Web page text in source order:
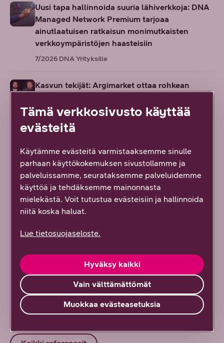
Uusi tapa hallinnoida suuria lähiverkkoja: DNA
Managed Network Premium tarjoaa
ainutlaatuisen ratkaisun monimutkaisten
verkkoympäristöjen haasteisiin
7/2026 DNA Yrityksille
Kasvun tekijät: Argimarket ottaa rohkean
7/2026DNA Yrityksille
yritysten pelivaraa
6/2026DNA Yrityksille
Näiden vinkkien avulla palaat kesälomalta
työarkeen täynnä virtaa
Finlandin johtajan eväät globaaliin kasvuun
6/2026DNA Yrityksille
Kaikki artikkelit ja blogit
Tämä verkkosivusto käyttää
evästeitä
Käytämme evästeitä varmistaaksemme sinulle
parhaan käyttökokemuksen sivustollamme ja
palveluissamme, seurataksemme palveluidemme
käyttöä ja tehdäksemme mainonnasta
mielekästä. Voit tutustua evästeisiin ja hallinnoida
niitä koska haluat.
Lue tietosuojaseloste.
Vain välttämättömät
Hyväksy kaikki
Muokkaa evästeasetuksia